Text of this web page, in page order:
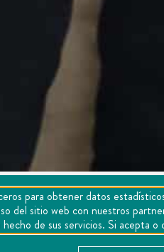
Querétaro la cooperación
para obtener datos
del sitio web con nuestros
de sus servicios. Si acepta